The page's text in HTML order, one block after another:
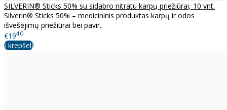
SILVERIN® Sticks 50% su sidabro nitratu karpų priežiūrai, 10 vnt.
Silverin® Sticks 50% – medicininis produktas karpų ir odos
išvešėjimų priežiūrai bei pavir..
€1940
Į krepšelį